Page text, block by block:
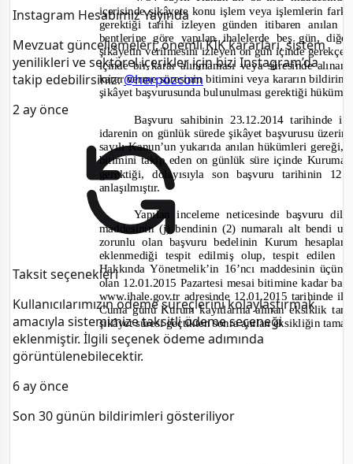
Instagram Hesabımız Yayında
Mevzuat güncellemeleri, önemli KİK kararları, sistem
yenilikleri ve sektörel içerikler için bizi Instagram’da
takip edebilirsiniz:@herpozcom
2 ay önce
Taksit seçenekleri
Kullanıcılarımızın ödeme süreçlerini kolaylaştırmak
amacıyla sistemimize taksitli ödeme seçeneği
eklenmiştir. İlgili seçenek ödeme adımında
görüntülenebilecektir.
6 ay önce
Son 30 günün bildirimleri gösteriliyor
içerisinde şikâyete konu işlem veya işlemlerin
gerektiği tarihi izleyen günden itibaren
bentlerine göre yapılan ihalelerde beş gün,
şikâyetin verilmesini izleyen on gün içinde
içinde bir karar alınmaması veya süresinde
karar verme süresinin bitimini veya kararın
şikâyet başvurusunda bulunulması gerektiği hüküm
Başvuru sahibinin 23.12.2014 tarihinde
idarenin on günlük sürede şikâyet başvurusu
sayılı Kanun’un yukarıda anılan hükümleri
bitimini takip eden on günlük süre içinde Kuruma
gerektiği, dolayısıyla son başvuru tarihinin
anlaşılmıştır.
Yapılan inceleme neticesinde başvuru
maddesinin (j) bendinin (2) numaralı alt bendi
zorunlu olan başvuru bedelinin Kurum
eklenmediği tespit edilmiş olup, tespit edilen
Hakkında Yönetmelik’in 16’ncı maddesinin
olan 12.01.2015 Pazartesi mesai bitimine kadar
www.ihale.gov.tr adresinde 12.01.2015 tarihinde
Cuma günü Kurum kayıtlarına alınan eksiklik
şikâyet süresi geçtikten sonra anılan eksikliğin